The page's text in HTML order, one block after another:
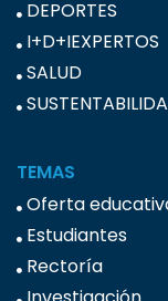
DEPORTES
I+D+IEXPERTOS
SALUD
TEMAS
Oferta
Estudiantes
Rectoría